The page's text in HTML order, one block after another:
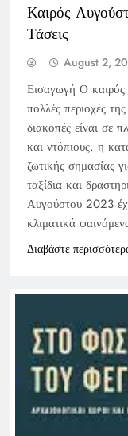
Καιρός
Τάσεις
August 2,
Εισαγωγή Ο καιρός
πολλές περιοχές
διακοπές είναι σε
και ντόπιους, η
ζωτικής σημασίας
ταξίδια και
Αυγούστου 2023
κλιματικά
Διαβάστε